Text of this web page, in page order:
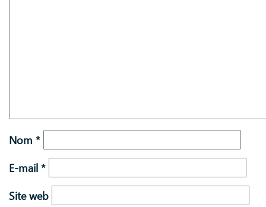
Nom *
E-mail *
Site web